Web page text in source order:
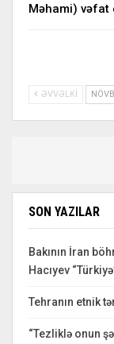
Məhami) vəfat
ƏVVƏLKI
SON YAZILAR
Bakının İran
Hacıyev
Tehranın etnik
“Tezliklə onun